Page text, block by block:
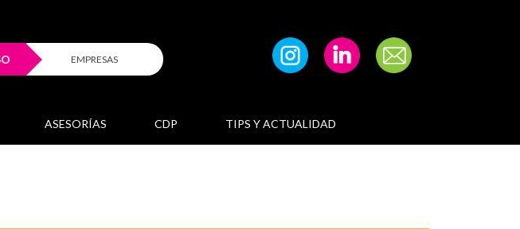
EMPRESAS
ASESORÍAS CDP TIPS Y ACTUALIDAD